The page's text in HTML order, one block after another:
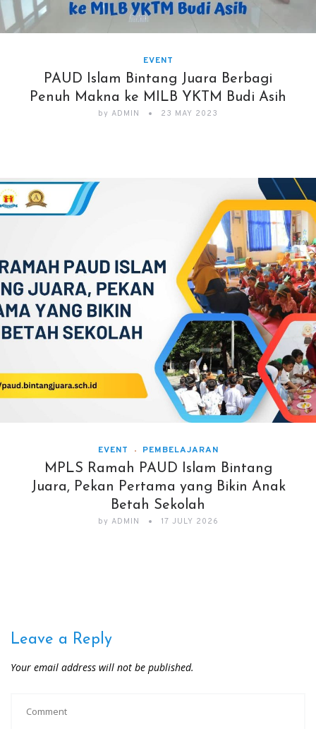
EVENT
PAUD Islam Bintang Juara Berbagi
Penuh Makna ke MILB YKTM Budi Asih
by ADMIN 23 MAY 2023
EVENT PEMBELAJARAN
MPLS Ramah PAUD Islam Bintang
Juara, Pekan Pertama yang Bikin Anak
Betah Sekolah
by ADMIN 17 JULY 2026
Leave a Reply
Your email address will not be published.